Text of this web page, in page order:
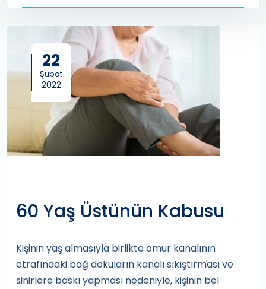
22
Şubat
2022
60 Yaş Üstünün Kabusu
Kişinin yaş almasıyla birlikte omur kanalının
etrafındaki bağ dokuların kanalı sıkıştırması ve
sinirlere baskı yapması nedeniyle, kişinin bel